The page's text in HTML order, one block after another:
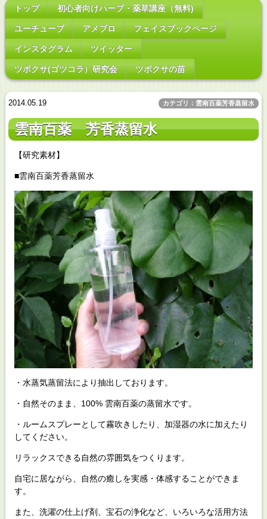
トップ 初心者向けハーブ・薬草講座（無料)
ユーチューブ アメブロ フェイスブックページ
インスタグラム ツイッター
ツボクサ(ゴツコラ）研究会 ツボクサの苗
2014.05.19 カテゴリ：雲南百薬芳香蒸留水
雲南百薬 芳香蒸留水
【研究素材】
■雲南百薬芳香蒸留水
・水蒸気蒸留法により抽出しております。
・自然そのまま、100% 雲南百薬の蒸留水です。
・ルームスプレーとして霧吹きしたり、加湿器の水に加えたり
してください。
リラックスできる自然の雰囲気をつくります。
自宅に居ながら、自然の癒しを実感・体感することができま
す。
また、洗濯の仕上げ剤、宝石の浄化など、いろいろな活用方法